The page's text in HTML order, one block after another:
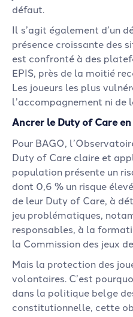
défaut.
Il s’agit également d’un
présence croissante des
est confronté à des
EPIS, près de la moitié
Les joueurs les plus
l’accompagnement ni de
Ancrer le Duty of Care
Pour BAGO,
Duty of Care claire et
population présente un
dont 0,6 % un risque élevé
de leur Duty of Care, à
jeu problématiques,
responsables, à la
la Commission des jeux
Mais la protection des
volontaires. C’est
dans la politique belge
constitutionnelle, cette